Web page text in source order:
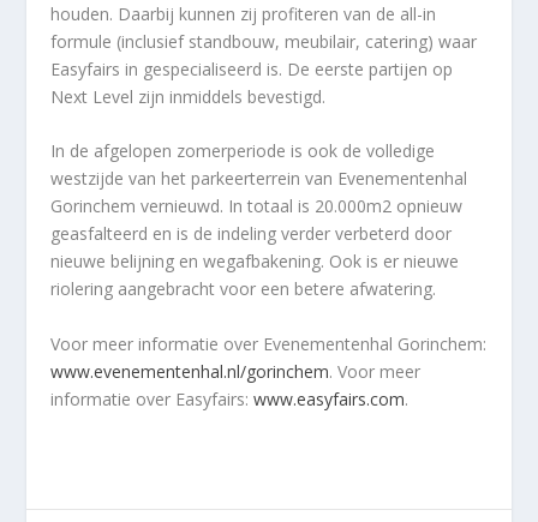
houden. Daarbij kunnen zij profiteren van de all-in
formule (inclusief standbouw, meubilair, catering) waar
Easyfairs in gespecialiseerd is. De eerste partijen op
Next Level zijn inmiddels bevestigd.
In de afgelopen zomerperiode is ook de volledige
westzijde van het parkeerterrein van Evenementenhal
Gorinchem vernieuwd. In totaal is 20.000m2 opnieuw
geasfalteerd en is de indeling verder verbeterd door
nieuwe belijning en wegafbakening. Ook is er nieuwe
riolering aangebracht voor een betere afwatering.
Voor meer informatie over Evenementenhal Gorinchem:
www.evenementenhal.nl/gorinchem. Voor meer
informatie over Easyfairs:www.easyfairs.com.